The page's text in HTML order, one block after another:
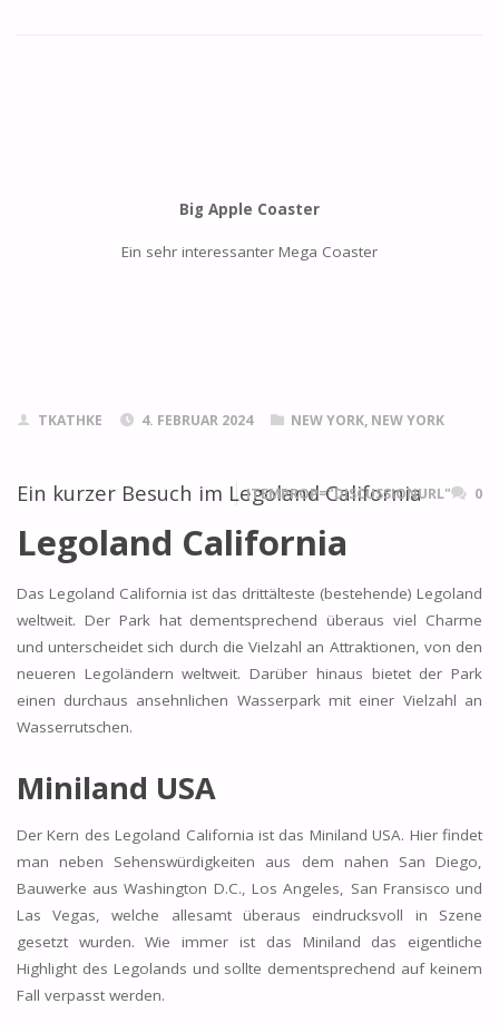
Big Apple Coaster
Ein sehr interessanter Mega Coaster
TKATHKE 4. FEBRUAR 2024 NEW YORK, NEW YORK
Ein kurzer Besuch im Legoland California
ITEMPROP="DISCUSSIONURL" 0
Legoland California
Das Legoland California ist das drittälteste (bestehende) Legoland
weltweit. Der Park hat dementsprechend überaus viel Charme
und unterscheidet sich durch die Vielzahl an Attraktionen, von den
neueren Legoländern weltweit. Darüber hinaus bietet der Park
einen durchaus ansehnlichen Wasserpark mit einer Vielzahl an
Wasserrutschen.
Miniland USA
Der Kern des Legoland California ist das Miniland USA. Hier findet
man neben Sehenswürdigkeiten aus dem nahen San Diego,
Bauwerke aus Washington D.C., Los Angeles, San Fransisco und
Las Vegas, welche allesamt überaus eindrucksvoll in Szene
gesetzt wurden. Wie immer ist das Miniland das eigentliche
Highlight des Legolands und sollte dementsprechend auf keinem
Fall verpasst werden.